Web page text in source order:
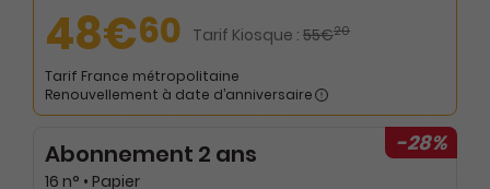
48€60 Tarif Kiosque : 55€20
Tarif France métropolitaine
Renouvellement à date d’anniversaire
-28%
Abonnement 2 ans
16 n° • Papier